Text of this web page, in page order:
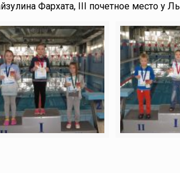
Фархата, III почетное место у